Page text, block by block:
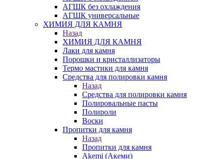
АГШК без охлаждения
АГШК универсальные
ХИМИЯ ДЛЯ КАМНЯ
Назад
ХИМИЯ ДЛЯ КАМНЯ
Лаки для камня
Порошки и кристаллизаторы
Термо мастики для камня
Средства для полировки камня
Назад
Средства для полировки камня
Полировальные пасты
Полироли
Воски
Пропитки для камня
Назад
Пропитки для камня
Akemi (Акеми)